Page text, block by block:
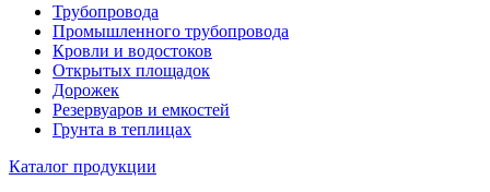
Трубопровода
Промышленного трубопровода
Кровли и водостоков
Открытых площадок
Дорожек
Резервуаров и емкостей
Грунта в теплицах
Каталог продукции